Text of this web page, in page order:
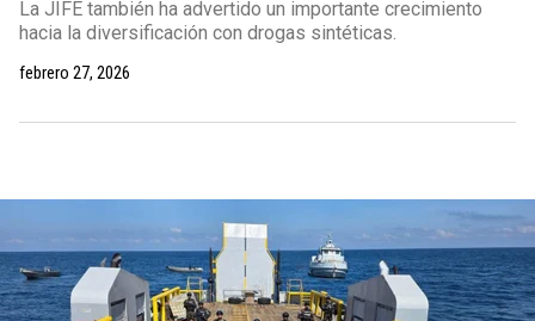
La JIFE también ha advertido un importante crecimiento
hacia la diversificación con drogas sintéticas.
febrero 27, 2026